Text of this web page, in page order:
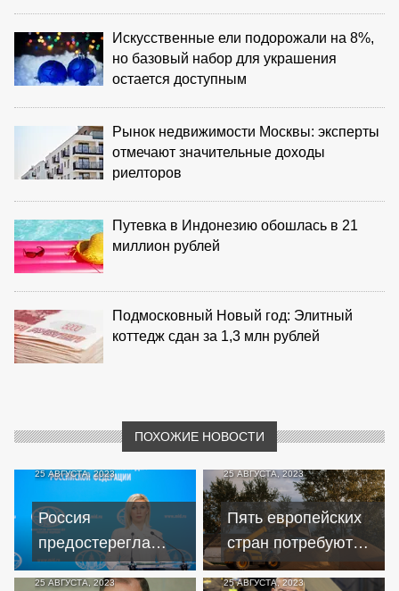
Искусственные ели подорожали на 8%,
но базовый набор для украшения
остается доступным
Рынок недвижимости Москвы: эксперты
отмечают значительные доходы
риелторов
Путевка в Индонезию обошлась в 21
миллион рублей
Подмосковный Новый год: Элитный
коттедж сдан за 1,3 млн рублей
ПОХОЖИЕ НОВОСТИ
25 АВГУСТА, 2023
Россия
предостерегла
Молдавию от
25 АВГУСТА, 2023
Пять европейских
стран потребуют
продлить запрет на
25 АВГУСТА, 2023 25 АВГУСТА, 2023